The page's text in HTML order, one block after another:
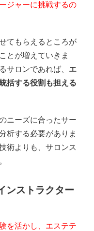
ジャーに挑戦するの
てもらえるところが
とが増えていきま
サロンであれば、 エ
括する役割も担える
ニーズに合ったサー
析する必要がありま
術よりも、サロンス
ンストラクター
を活かし、エステテ